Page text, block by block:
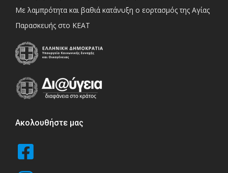
Με λαμπρότητα και βαθιά κατάνυξη ο εορτασμός της Αγίας
Παρασκευής στο ΚΕΑΤ
Ακολουθήστε μας